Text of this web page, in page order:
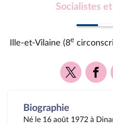
Socialistes
Ille-et-Vilaine (8e
Voir
la
Voir
la
Biographie
Né le 16 août 1972 à